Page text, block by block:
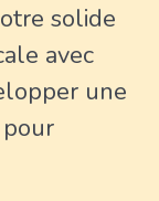
solide
avec
une